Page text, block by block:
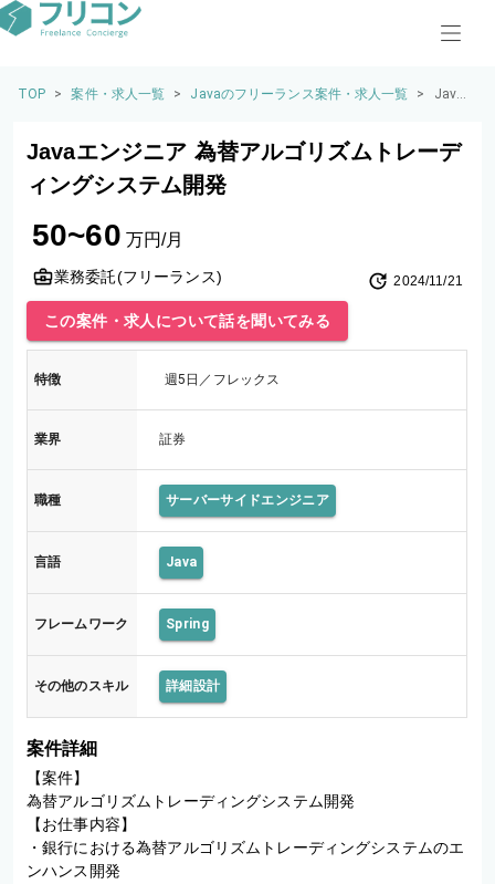
TOP > 案件・求人一覧 > Javaのフリーランス案件・求人一覧 >
Java
ア 為
ディ
開発
Javaエンジニア 為替アルゴリズムトレーデ
ィングシステム開発
50~60 万円/月
業務委託(フリーランス) 2024/11/21
この案件・求人について話を聞いてみる
特徴 週5日／フレックス
業界 証券
職種 サーバーサイドエンジニア
言語 Java
フレームワーク Spring
その他のスキル 詳細設計
案件詳細
【案件】
為替アルゴリズムトレーディングシステム開発
【お仕事内容】
・銀行における為替アルゴリズムトレーディングシステムのエ
ンハンス開発